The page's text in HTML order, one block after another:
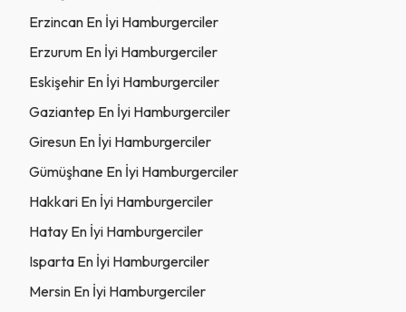
Erzincan En İyi Hamburgerciler
Erzurum En İyi Hamburgerciler
Eskişehir En İyi Hamburgerciler
Gaziantep En İyi Hamburgerciler
Giresun En İyi Hamburgerciler
Gümüşhane En İyi Hamburgerciler
Hakkari En İyi Hamburgerciler
Hatay En İyi Hamburgerciler
Isparta En İyi Hamburgerciler
Mersin En İyi Hamburgerciler